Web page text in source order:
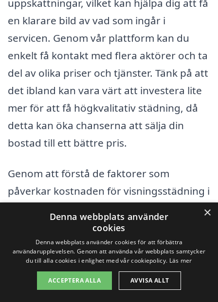
uppskattningar, vilket kan hjälpa dig att få
en klarare bild av vad som ingår i
servicen. Genom vår plattform kan du
enkelt få kontakt med flera aktörer och ta
del av olika priser och tjänster. Tänk på att
det ibland kan vara värt att investera lite
mer för att få högkvalitativ städning, då
detta kan öka chanserna att sälja din
bostad till ett bättre pris.
Genom att förstå de faktorer som
påverkar kostnaden för visningsstädning i
säkerställa att din bostad ser sitt bästa ut
inför visningar.
Få 3 erbjudanden, gratis och utan
×
Denna webbplats använder
cookies
Denna webbplats använder cookies för att förbättra
användarupplevelsen. Genom att använda vår webbplats samtycker
du till alla cookies i enlighet med vår cookiepolicy. Läs mer
ACCEPTERA ALLA AVVISA ALLT